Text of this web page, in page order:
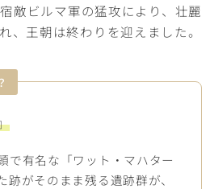
敵ビルマ軍の猛攻により、壮麗
、王朝は終わりを迎えました。
で有名な「ワット・マハター
跡がそのまま残る遺跡群が、